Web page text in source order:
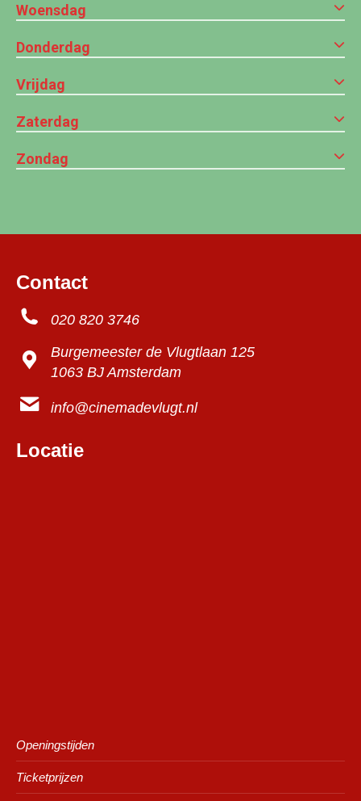
Woensdag
Donderdag
Vrijdag
Zaterdag
Zondag
Contact
020 820 3746
Burgemeester de Vlugtlaan 125
1063 BJ Amsterdam
info@cinemadevlugt.nl
Locatie
Openingstijden
Ticketprijzen